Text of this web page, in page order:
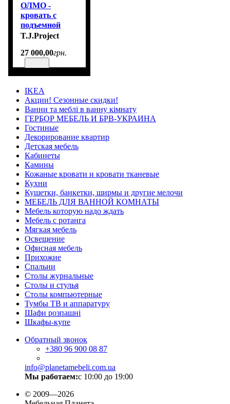
ОЛМО -
кровать с
подъемной
рамой ТМ TQ
размер 140х200
T.J.Project
27 000,00грн.
IKEA
Акции! Сезонные скидки!
Ванни та меблі в ванну кімнату
ГЕРБОР МЕБЕЛЬ И БРВ-УКРАИНА
Гостиные
Декорирование квартир
Детская мебель
Кабинеты
Камины
Кожаные кровати и кровати тканевые
Кухни
Кушетки, банкетки, ширмы и другие мелочи
МЕБЕЛЬ ДЛЯ ВАННОЙ КОМНАТЫ
Мебель которую надо ждать
Мебель с ротанга
Мягкая мебель
Освещение
Офисная мебель
Прихожие
Спальни
Столы журнальные
Столы и стулья
Столы компьютерные
Тумбы ТВ и аппаратуру
Шафи розпашні
Шкафы-купе
Обратный звонок
+380 96 900 08 87
info@planetamebeli.com.ua
Мы работаем:с 10:00 до 19:00
© 2009—2026